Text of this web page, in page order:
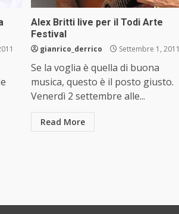
Alex Britti live per il Todi Arte
Festival
gianrico_derrico Settembre 1, 2011
Se la voglia è quella di buona
musica, questo è il posto giusto.
Venerdì 2 settembre alle...
Read More